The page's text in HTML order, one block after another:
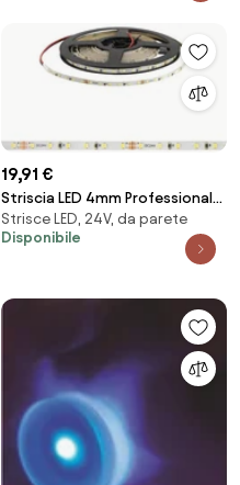
19,91 €
Striscia LED 4mm Professional
2216/120 - IP20 - 10W/m - 5m -
24V Colore Bianco Freddo
Strisce LED, 24V, da parete
Disponibile